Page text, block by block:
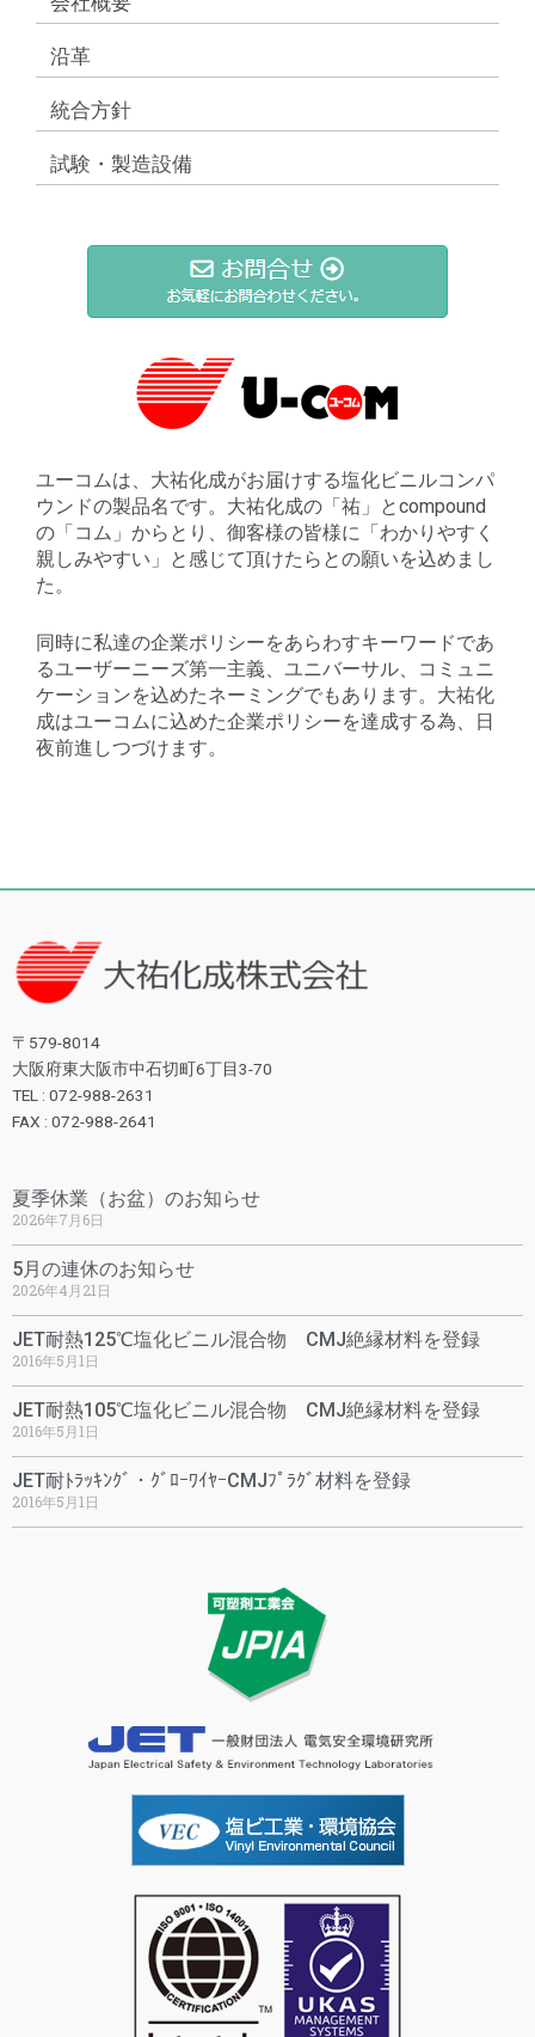
沿革
統合方針
試験・製造設備
ユーコムは、大祐化成がお届けする塩化ビニルコンパ
ウンドの製品名です。大祐化成の「祐」とcompound
の「コム」からとり、御客様の皆様に「わかりやすく
親しみやすい」と感じて頂けたらとの願いを込めまし
た。
同時に私達の企業ポリシーをあらわすキーワードであ
るユーザーニーズ第一主義、ユニバーサル、コミュニ
ケーションを込めたネーミングでもあります。大祐化
成はユーコムに込めた企業ポリシーを達成する為、日
夜前進しつづけます。
〒579-8014
大阪府東大阪市中石切町6丁目3-70
TEL : 072-988-2631
FAX : 072-988-2641
夏季休業（お盆）のお知らせ
2026年7月6日
5月の連休のお知らせ
2026年4月21日
JET耐熱125℃塩化ビニル混合物 CMJ絶縁材料を登録
2016年5月1日
JET耐熱105℃塩化ビニル混合物 CMJ絶縁材料を登録
2016年5月1日
JET耐ﾄﾗｯｷﾝｸﾞ・ｸﾞﾛｰﾜｲﾔｰCMJﾌﾟﾗｸﾞ材料を登録
2016年5月1日